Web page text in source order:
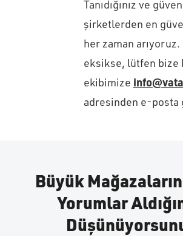
Tanıdığınız ve
şirketlerden en
her zaman
eksikse, lütfen bize
ekibimize
adresinden e-posta
Büyük
Yorumlar